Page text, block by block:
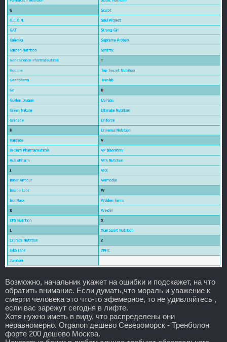
Возможно, начальник укажет на ошибки и подскажет, на что
обратить внимание. Если думать,что мораль и уважение к
смерти человека это что-то эфемерное, то не удивляйтесь ,
если вас зарежут сегодня в лифте.
Хотя нужно иметь в виду, что распределены они
неравномерно. Organon дешево Североморск - Тренболон
форте 200 дешево Москва.